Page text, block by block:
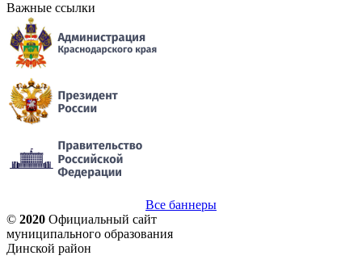
Важные ссылки
Все баннеры
© 2020 Официальный сайт
муниципального образования
Динской район